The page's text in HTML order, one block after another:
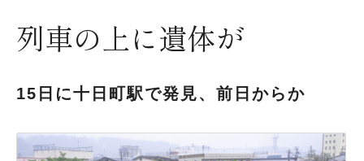
読者の声募集
読者の声募集
列車の上に遺体が
15日に十日町駅で発見、前日からか